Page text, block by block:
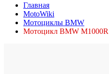
Главная
MotoWiki
Мотоциклы BMW
Мотоцикл BMW M1000R